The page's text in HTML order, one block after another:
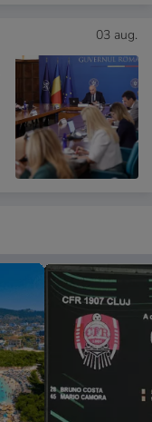
03 aug.